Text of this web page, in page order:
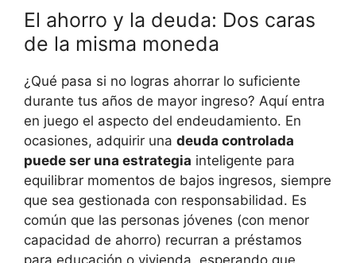
El ⁣ahorro y la ⁢deuda: Dos caras
de la misma​ moneda
¿Qué pasa ⁤si no logras ahorrar lo suficiente
durante tus años ‌de mayor ingreso? Aquí entra
⁢en juego el aspecto del endeudamiento. En
ocasiones, adquirir una deuda controlada
puede ser una estrategia inteligente para
equilibrar momentos de bajos ingresos, siempre
que sea gestionada con responsabilidad. Es
común que ⁢las personas jóvenes⁣ (con menor
capacidad de ahorro) recurran a préstamos